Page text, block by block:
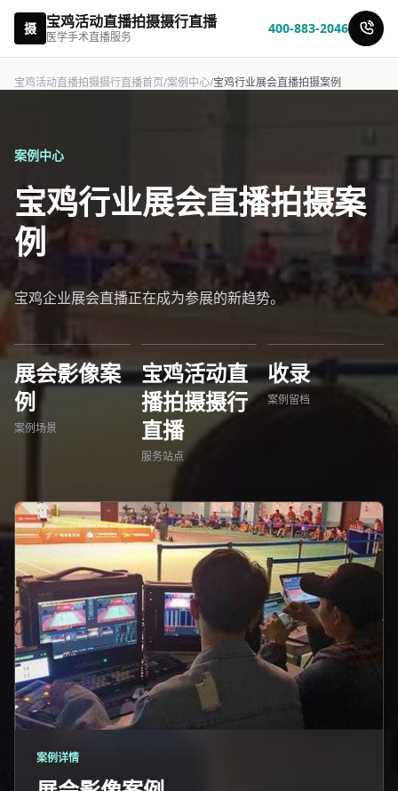
摄 宝鸡活动直播拍摄摄行直播
医学手术直播服务
400-883-2046
宝鸡活动直播拍摄摄行直播首页/案例中心/宝鸡行业展会直播拍摄案例
案例中心
宝鸡行业展会直播拍摄案
例
宝鸡企业展会直播正在成为参展的新趋势。
展会影像案
例
案例场景
宝鸡活动直
播拍摄摄行
直播
服务站点
收录
案例留档
案例详情